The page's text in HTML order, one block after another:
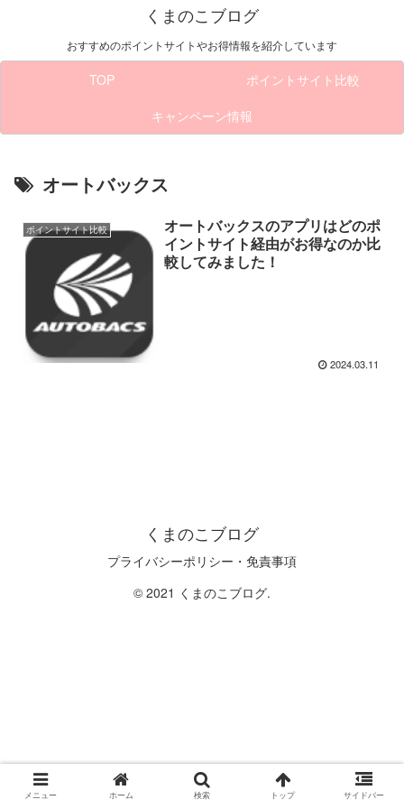
くまのこブログ
おすすめのポイントサイトやお得情報を紹介しています
TOP
ポイントサイト比較
キャンペーン情報
オートバックス
ポイントサイト比較
オートバックスのアプリはどのポ
イントサイト経由がお得なのか比
較してみました！
2024.03.11
くまのこブログ
プライバシーポリシー・免責事項
© 2021 くまのこブログ.
メニュー ホーム 検索 トップ サイドバー